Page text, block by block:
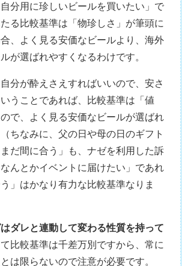
分用に珍しいビールを買いたい」で
る比較基準は「物珍しさ」が筆頭に
、よく見る安価なビールより、海外
が選ばれやすくなるわけです。
分が酔えさえすればいいので、安さ
うことであれば、比較基準は「値
で、よく見る安価なビールが選ばれ
ちなみに、父の日や母の日のギフト
だ間に合う」も、ナゼを利用した訴
んとかイベントに届けたい」であれ
」はかなり有力な比較基準なりま
ダレと連動して変わる性質を持って
比較基準は千差万別ですから、常に
は限らないので注意が必要です。